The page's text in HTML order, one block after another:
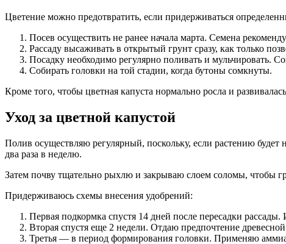
Цветение можно предотвратить, если придерживаться
Посев осуществить не ранее начала марта. Семена
Рассаду высаживать в открытый грунт сразу, как только
Посадку необходимо регулярно поливать и мульчировать.
Собирать головки на той стадии, когда бутоны сомкнуты.
Кроме того, чтобы цветная капуста нормально росла и
Уход за цветной капустой
Полив осуществляю регулярный, поскольку, если растению
два раза в неделю.
Затем почву тщательно рыхлю и закрываю слоем соломы, чтобы
Придерживаюсь схемы внесения удобрений:
Первая подкормка спустя 14 дней после пересадки
Вторая спустя еще 2 недели. Отдаю предпочтение древесной
Третья — в период формирования головки. Применяю